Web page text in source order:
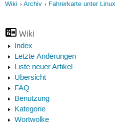
Wiki Archiv Fahrerkarte unter Linux
Wiki
Index
Letzte Änderungen
Liste neuer Artikel
Übersicht
FAQ
Benutzung
Kategorie
Wortwolke